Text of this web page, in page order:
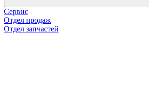
Сервис
Отдел продаж
Отдел запчастей